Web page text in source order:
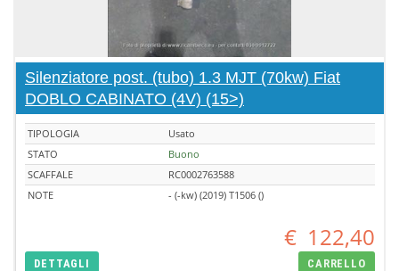
Silenziatore post. (tubo) 1.3 MJT (70kw) Fiat
DOBLO CABINATO (4V) (15>)
TIPOLOGIA
Usato
STATO
Buono
SCAFFALE
RC0002763588
NOTE
- (-kw) (2019) T1506 ()
€ 122,40
DETTAGLI CARRELLO